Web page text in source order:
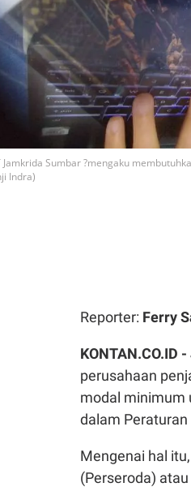
Jamkrida Sumbar ?mengaku
Indra)
Reporter: Ferry
KONTAN.CO.ID
perusahaan
modal minimum
dalam Peraturan
Mengenai hal
(Perseroda)